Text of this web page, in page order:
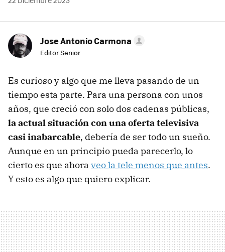
Jose Antonio Carmona
Editor Senior
Es curioso y algo que me lleva pasando de un
tiempo esta parte. Para una persona con unos
años, que creció con solo dos cadenas públicas,
la actual situación con una oferta televisiva
casi inabarcable, debería de ser todo un sueño.
Aunque en un principio pueda parecerlo, lo
cierto es que ahora veo la tele menos que antes.
Y esto es algo que quiero explicar.